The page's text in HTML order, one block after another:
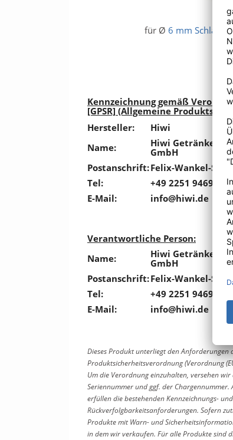
für Ø 6 mm Schlauch
Kennzeichnung gemäß
[GPSR] (Allgemeine
Hersteller:
Hiwi
Name:
Hiwi
GmbH
Postanschrift:Felix-Wankel-
Tel:
+49 2251 94690
E-Mail:
info@hiwi.de
Verantwortliche Person:
Name:
Hiwi
GmbH
Postanschrift:Felix-Wankel-
Tel:
+49 2251 94690
E-Mail:
info@hiwi.de
Dieses Produkt unterliegt den Anforderungen
Produktsicherheitsverordnung (Verordnung
Um die Verordnung einzuhalten, versehen
Seriennummer und ggf. der
erfüllen die bestehenden Kennzeichnungs- und
Rückverfolgbarkeitsanforderungen. Sofern
Produkte mit Warn- und
in dem wir verkaufen. Für alle Produkte sind